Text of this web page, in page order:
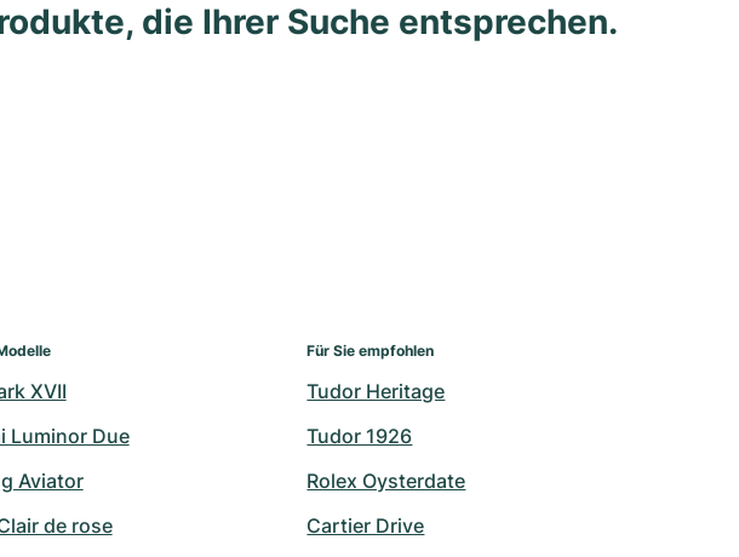
die Ihrer Suche entsprechen.
XVII
Luminor Due
Aviator
de rose
Für Sie empfohlen
Tudor Heritage
Tudor 1926
Rolex Oysterdate
Cartier Drive